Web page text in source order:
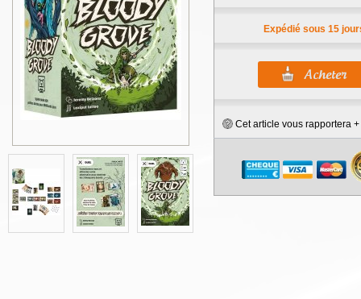
Expédié sous 15
Cet article vous rapportera +